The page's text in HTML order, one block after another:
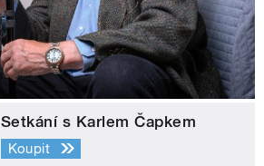
Setkání s Karlem Čapkem
Koupit